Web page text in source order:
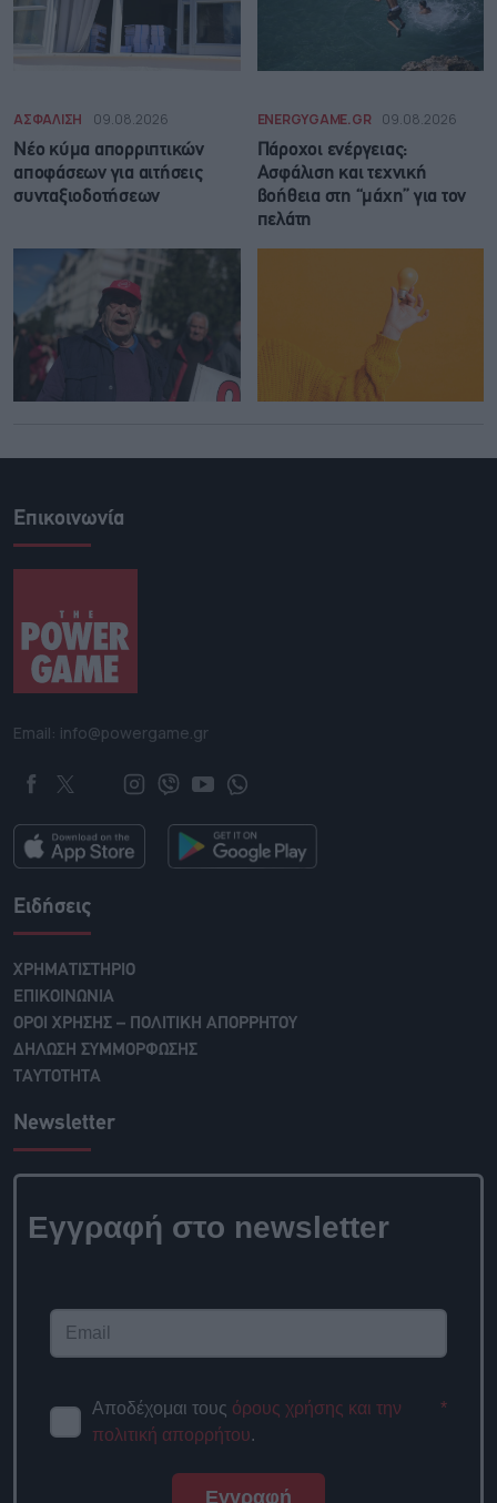
ΑΣΦΑΛΙΣΗ 09.08.2026
Νέο κύμα απορριπτικών
αποφάσεων για αιτήσεις
συνταξιοδοτήσεων
ENERGYGAME.GR 09.08.2026
Πάροχοι ενέργειας:
Ασφάλιση και τεχνική
βοήθεια στη “μάχη” για τον
πελάτη
Επικοινωνία
Email: info@powergame.gr
Ειδήσεις
ΧΡΗΜΑΤΙΣΤΗΡΙΟ
ΕΠΙΚΟΙΝΩΝΙΑ
ΟΡΟΙ ΧΡΗΣΗΣ – ΠΟΛΙΤΙΚΗ ΑΠΟΡΡΗΤΟΥ
ΔΗΛΩΣΗ ΣΥΜΜΟΡΦΩΣΗΣ
ΤΑΥΤΟΤΗΤΑ
Newsletter
Εγγραφή στο newsletter
Αποδέχομαι τους όρους χρήσης και την
πολιτική απορρήτου.
*
Εγγραφή